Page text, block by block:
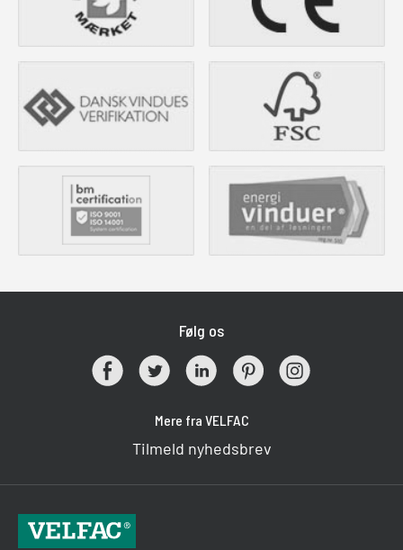
Følg os
Mere fra VELFAC
Tilmeld nyhedsbrev